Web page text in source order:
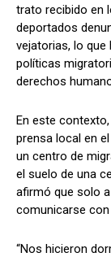
trato recibido en
deportados
vejatorias, lo
políticas
derechos
En este
prensa local en
un centro de
el suelo de una
afirmó que solo
comunicarse
“Nos hicieron